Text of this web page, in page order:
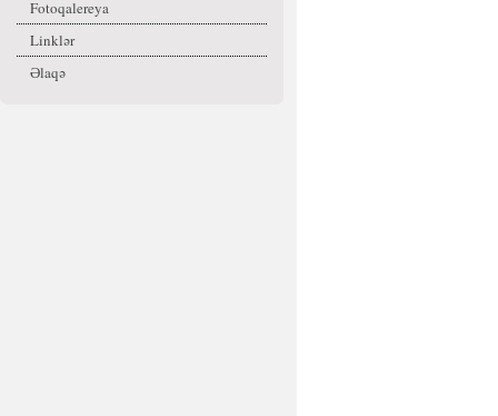
Fotoqalereya
Linklər
Əlaqə